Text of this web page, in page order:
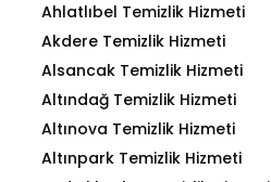
Ahlatlıbel Temizlik Hizmeti
Akdere Temizlik Hizmeti
Alsancak Temizlik Hizmeti
Altındağ Temizlik Hizmeti
Altınova Temizlik Hizmeti
Altınpark Temizlik Hizmeti